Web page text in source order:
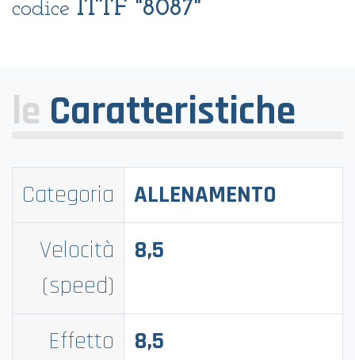
codice ITTF "8087"
le Caratteristiche
Categoria
ALLENAMENTO
Velocità
(speed)
8,5
Effetto
8,5